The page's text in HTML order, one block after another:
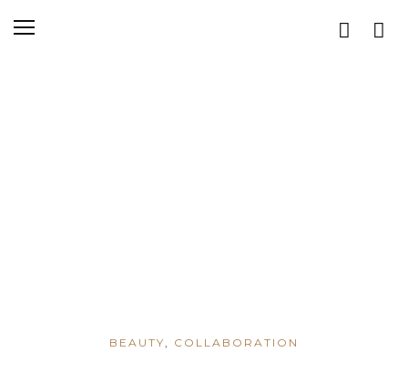
BEAUTY, COLLABORATION